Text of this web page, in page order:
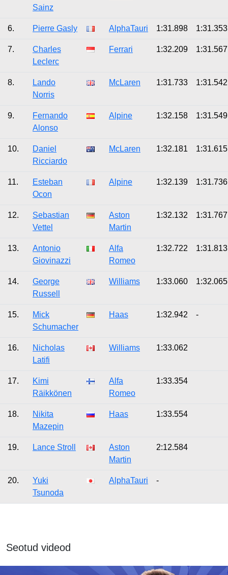
Sainz
6. Pierre Gasly AlphaTauri 1:31.898 1:31.353
7.
Charles
Leclerc
Ferrari 1:32.209 1:31.567
8.
Lando
Norris
McLaren 1:31.733 1:31.542
9.
Fernando
Alonso
Alpine 1:32.158 1:31.549
10.
Daniel
Ricciardo
McLaren 1:32.181 1:31.615
11.
Esteban
Ocon
Alpine 1:32.139 1:31.736
12.
Sebastian
Vettel
Aston
Martin
1:32.132 1:31.767
13.
Antonio
Giovinazzi
Alfa
Romeo
1:32.722 1:31.813
14.
George
Russell
Williams 1:33.060 1:32.065
15.
Mick
Schumacher
Haas 1:32.942 -
16.
Nicholas
Latifi
Williams 1:33.062
17.
Kimi
Räikkönen
Alfa
Romeo
1:33.354
18.
Nikita
Mazepin
Haas 1:33.554
19. Lance Stroll
Aston
Martin
2:12.584
20.
Yuki
Tsunoda
AlphaTauri -
Seotud videod